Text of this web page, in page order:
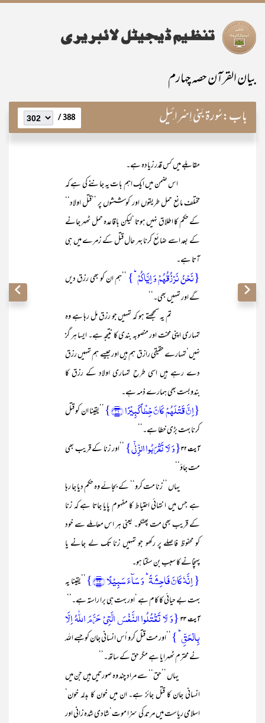
بیان القرآن حصہ چہارم
باب:سُورۃ بَنِی اِسْرائِیل 388 /
مقابلے میں کس قدر زیادہ ہے۔
اس ضمن میں ایک اہم بات یہ جاننے کی ہے کہ
مختلف مانع حمل طریقوں اور کوششوں پر ’’قتل اولاد‘‘
کے حکم کا اطلاق نہیں ہوتا ‘لیکن باقاعدہ حمل ٹھہر جانے
کے بعد اسے ضائع کرنا بہر حال قتل کے زمرے میں ہی
آتا ہے۔
{نَحۡنُ نَرۡزُقُہُمۡ وَ اِیَّاکُمۡ ؕ} ’’ہم ان کو بھی رزق دیں
گے اور تمہیں بھی۔‘‘
تم یہ سمجھتے ہو کہ تمہیں جو رزق مل رہا ہے وہ
تمہاری اپنی محنت اور منصوبہ بندی کا نتیجہ ہے۔ ایسا ہر گز
نہیں‘تمہارے حقیقی رازق ہم ہیں اور جیسے ہم تمہیں رزق
دے رہے ہیں اسی طرح تمہاری اولاد کے رزق کا
بندوبست بھی ہمارے ذمہ ہے۔
{اِنَّ قَتۡلَہُمۡ کَانَ خِطۡاً کَبِیۡرًا ﴿۳۱﴾}
’’یقینا ان کو قتل
کرنا بہت بڑی خطا ہے۔‘‘
آیت ۳۲ {وَ لَا تَقۡرَبُوا الزِّنٰۤی} ’’اور زنا کے قریب بھی
مت جاؤ‘‘
یہاں ’’زنا مت کرو‘‘ کے بجائے وہ حکم دیا جا رہا
ہے جس میں انتہائی احتیاط کا مفہوم پایا جاتا ہے کہ زنا
کے قریب بھی مت پھٹکو۔ یعنی ہر اس معاملے سے خود
کو محفوظ فاصلے پر رکھو جو تمہیں زنا تک لے جانے یا
پہنچانے کا سبب بن سکتا ہو۔
{ اِنَّہٗ کَانَ فَاحِشَۃً ؕ وَ سَآءَ سَبِیۡلًا ﴿۳۲﴾}
’’یقینا یہ
بہت بے حیائی کا کام ہے ‘اور بہت ہی برا راستہ ہے۔‘‘
آیت ۳۳
{وَ لَا تَقۡتُلُوا النَّفۡسَ الَّتِیۡ حَرَّمَ اللّٰہُ اِلَّا
بِالۡحَقِّ ؕ } ’’اور مت قتل کرو اُس انسانی جان کو جسے اللہ
نے محترم ٹھہرایا ہے مگر حق کے ساتھ۔‘‘
یہاں ’’حق‘‘ سے مراد چند وہ صورتیں ہیں جن میں
انسانی جان کا قتل جائز ہے۔ ان میں خون کا بدلہ خون‘
اسلامی ریاست میں مرتد کی سزا موت‘شادی شدہ زانی اور